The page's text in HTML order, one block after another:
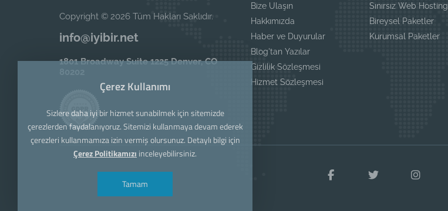
Copyright © 2026 Tüm Hakları Saklıdır.
info@iyibir.net
1801 Broadway Suite 1225 Denver, CO
Bize Ulaşın
Hakkımızda
Haber ve Duyurular
Blog'tan Yazılar
Gizlilik Sözleşmesi
Hizmet Sözleşmesi
Sınırsız Web Hosting
Bireysel Paketler
Kurumsal Paketler
Çerez Kullanımı
Sizlere daha iyi bir hizmet sunabilmek için sitemizde
çerezlerden faydalanıyoruz. Sitemizi kullanmaya devam ederek
çerezleri kullanmamıza izin vermiş olursunuz. Detaylı bilgi için
Çerez Politikamızı inceleyebilirsiniz.
Tamam